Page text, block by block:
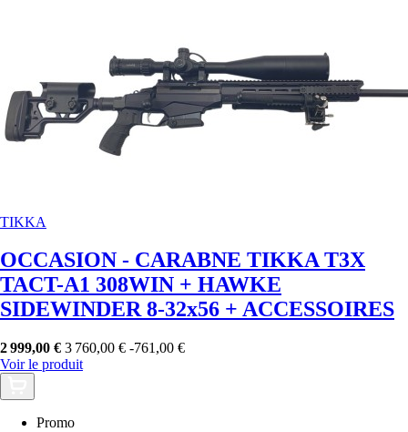
TIKKA
OCCASION - CARABNE TIKKA T3X
TACT-A1 308WIN + HAWKE
SIDEWINDER 8-32x56 + ACCESSOIRES
2 999,00 € 3 760,00 € -761,00 €
Voir le produit
Promo